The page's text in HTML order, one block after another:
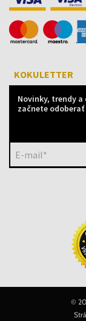
KOKULETTER
Novinky, trendy
začnete
E-mail*
©